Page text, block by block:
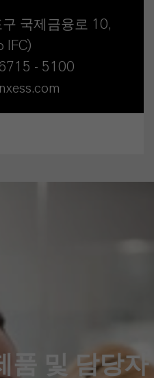
국제금융로 10,
IFC)
- 5100
품 및 담당자